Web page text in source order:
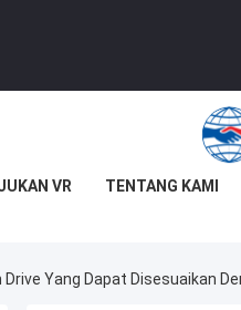
VR TENTANG KAMI
Drive Yang Dapat Disesuaikan